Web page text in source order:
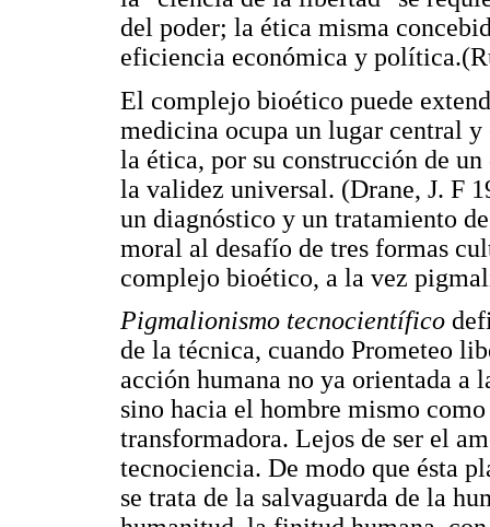
del poder; la ética misma
eficiencia económica y
El complejo bioético puede
medicina ocupa un lugar central
la ética, por su construcción de
la validez universal. (Drane, J. F
un diagnóstico y un tratamiento
moral al desafío de tres formas
complejo bioético, a la vez
Pigmalionismo tecnocientífico
de la técnica, cuando Prometeo
acción humana no ya orientada a
sino hacia el hombre mismo
transformadora. Lejos de ser el
tecnociencia. De modo que ésta
se trata de la salvaguarda de la